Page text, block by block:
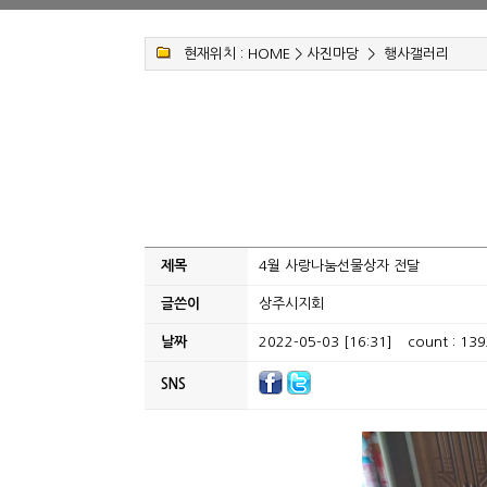
현재위치 : HOME > 사진마당> 행사갤러리
제목 4월 사랑나눔선물상자 전달
글쓴이 상주시지회
날짜 2022-05-03 [16:31] count :
SNS